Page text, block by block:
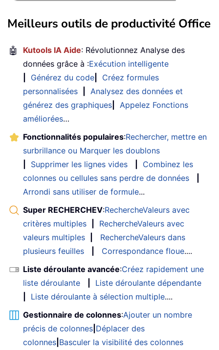
Meilleurs outils de productivité Office
🤖 Kutools IA Aide: Révolutionnez Analyse des
données grâce à :Exécution intelligente
Générez du code
Créez formules
personnalisées
Analysez des données et
générez des graphiques
Appelez Fonctions
améliorées…
Fonctionnalités populaires:Rechercher, mettre en
surbrillance ou Marquer les doublons
Supprimer les lignes vides
Combinez les
colonnes ou cellules sans perdre de données
Arrondi sans utiliser de formule...
Super RECHERCHEV:RechercheValeurs avec
critères multiples
RechercheValeurs avec
valeurs multiples
RechercheValeurs dans
plusieurs feuilles
Correspondance floue....
Liste déroulante avancée:Créez rapidement une
liste déroulante
Liste déroulante dépendante
Liste déroulante à sélection multiple....
Gestionnaire de colonnes:Ajouter un nombre
précis de colonnes Déplacer des
colonnes Basculer la visibilité des colonnes